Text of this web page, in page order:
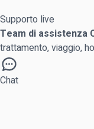
Supporto live
Team di assistenza
trattamento, viaggio,
Chat